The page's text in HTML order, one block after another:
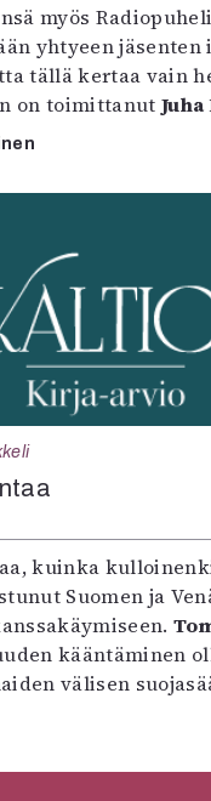
myös
yhtyeen jäsenten
tällä kertaa vain
on toimittanut
kuinka
Suomen ja
kääntäminen
välisen